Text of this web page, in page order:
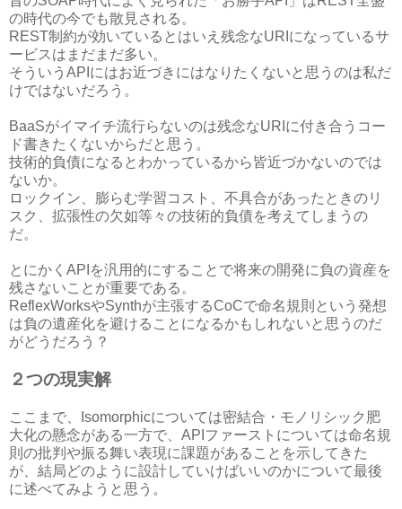
の時代の今でも散見される。
REST制約が効いているとはいえ残念なURIになっているサ
ービスはまだまだ多い。
そういうAPIにはお近づきにはなりたくないと思うのは私だ
けではないだろう。
BaaSがイマイチ流行らないのは残念なURIに付き合うコー
ド書きたくないからだと思う。
技術的負債になるとわかっているから皆近づかないのでは
ないか。
ロックイン、膨らむ学習コスト、不具合があったときのリ
スク、拡張性の欠如等々の技術的負債を考えてしまうの
だ。
とにかくAPIを汎用的にすることで将来の開発に負の資産を
残さないことが重要である。
ReflexWorksやSynthが主張するCoCで命名規則という発想
は負の遺産化を避けることになるかもしれないと思うのだ
がどうだろう？
２つの現実解
ここまで、Isomorphicについては密結合・モノリシック肥
大化の懸念がある一方で、APIファーストについては命名規
則の批判や振る舞い表現に課題があることを示してきた
が、結局どのように設計していけばいいのかについて最後
に述べてみようと思う。